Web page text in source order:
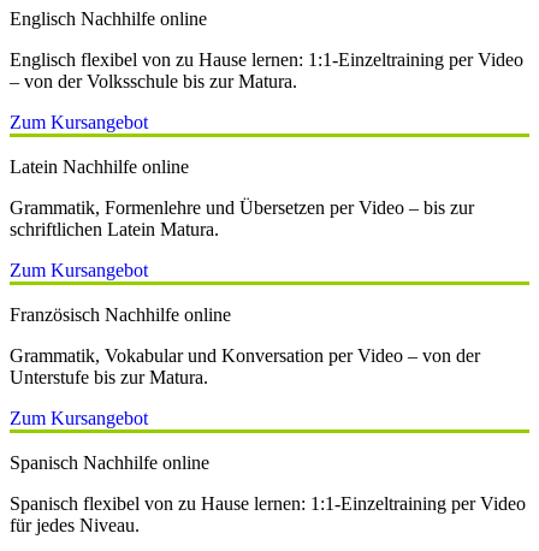
Englisch Nachhilfe online
Englisch flexibel von zu Hause lernen: 1:1-Einzeltraining per Video
– von der Volksschule bis zur Matura.
Zum Kursangebot
Latein Nachhilfe online
Grammatik, Formenlehre und Übersetzen per Video – bis zur
schriftlichen Latein Matura.
Zum Kursangebot
Französisch Nachhilfe online
Grammatik, Vokabular und Konversation per Video – von der
Unterstufe bis zur Matura.
Zum Kursangebot
Spanisch Nachhilfe online
Spanisch flexibel von zu Hause lernen: 1:1-Einzeltraining per Video
für jedes Niveau.